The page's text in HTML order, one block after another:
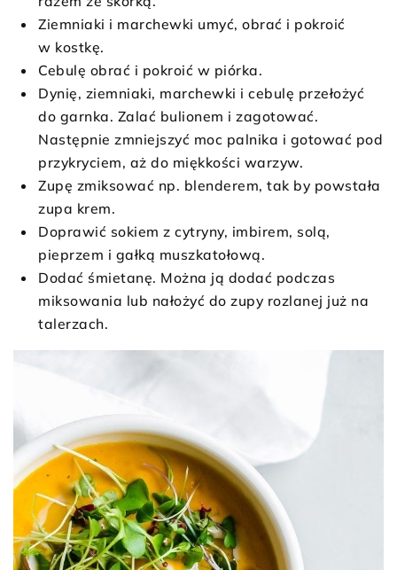
Ziemniaki i marchewki umyć, obrać i pokroić
w kostkę.
Cebulę obrać i pokroić w piórka.
Dynię, ziemniaki, marchewki i cebulę przełożyć
do garnka. Zalać bulionem i zagotować.
Następnie zmniejszyć moc palnika i gotować pod
przykryciem, aż do miękkości warzyw.
Zupę zmiksować np. blenderem, tak by powstała
zupa krem.
Doprawić sokiem z cytryny, imbirem, solą,
pieprzem i gałką muszkatołową.
Dodać śmietanę. Można ją dodać podczas
miksowania lub nałożyć do zupy rozlanej już na
talerzach.